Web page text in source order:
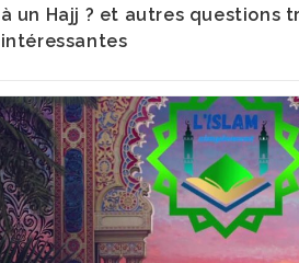
à un Hajj ? et autres questions
intéressantes